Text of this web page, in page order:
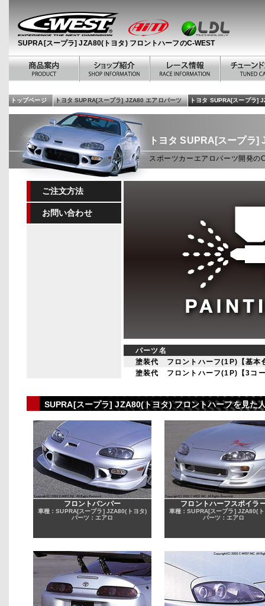
SUPRA[スープラ] JZA80(トヨタ) フロントハーフのC-WEST
トップページ トヨタ SUPRA[スープラ] JZA80 エアロパーツ トヨタ SUPRA[スープラ]
トヨタ SUPRA[スープラ]
スポーツカーエアロパーツ開発
ご注文方法
お問い合わせ
パーツ名
塗装代 フロントハーフ(1P)【基本
塗装代 フロントハーフ(1P)【3コ
SUPRA[スープラ] JZA80(トヨタ) フロントハーフを見た
フロントバンパー
車種：SUPRA[スープラ] JZA80(トヨタ)
パーツ：エアロ
フロントハーフスポイラ
車種：SUPRA[スープラ] JZA80(ト
パーツ：エアロ